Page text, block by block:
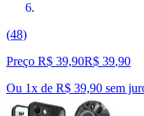
(48)
Preço R$ 39,90R$ 39,90
Ou 1x de R$ 39,90 sem